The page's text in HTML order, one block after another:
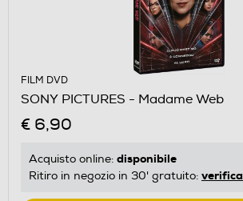
FILM DVD
SONY PICTURES - Madame Web
€ 6,90
Acquisto online: disponibile
Ritiro in negozio in 30' gratuito: verifica